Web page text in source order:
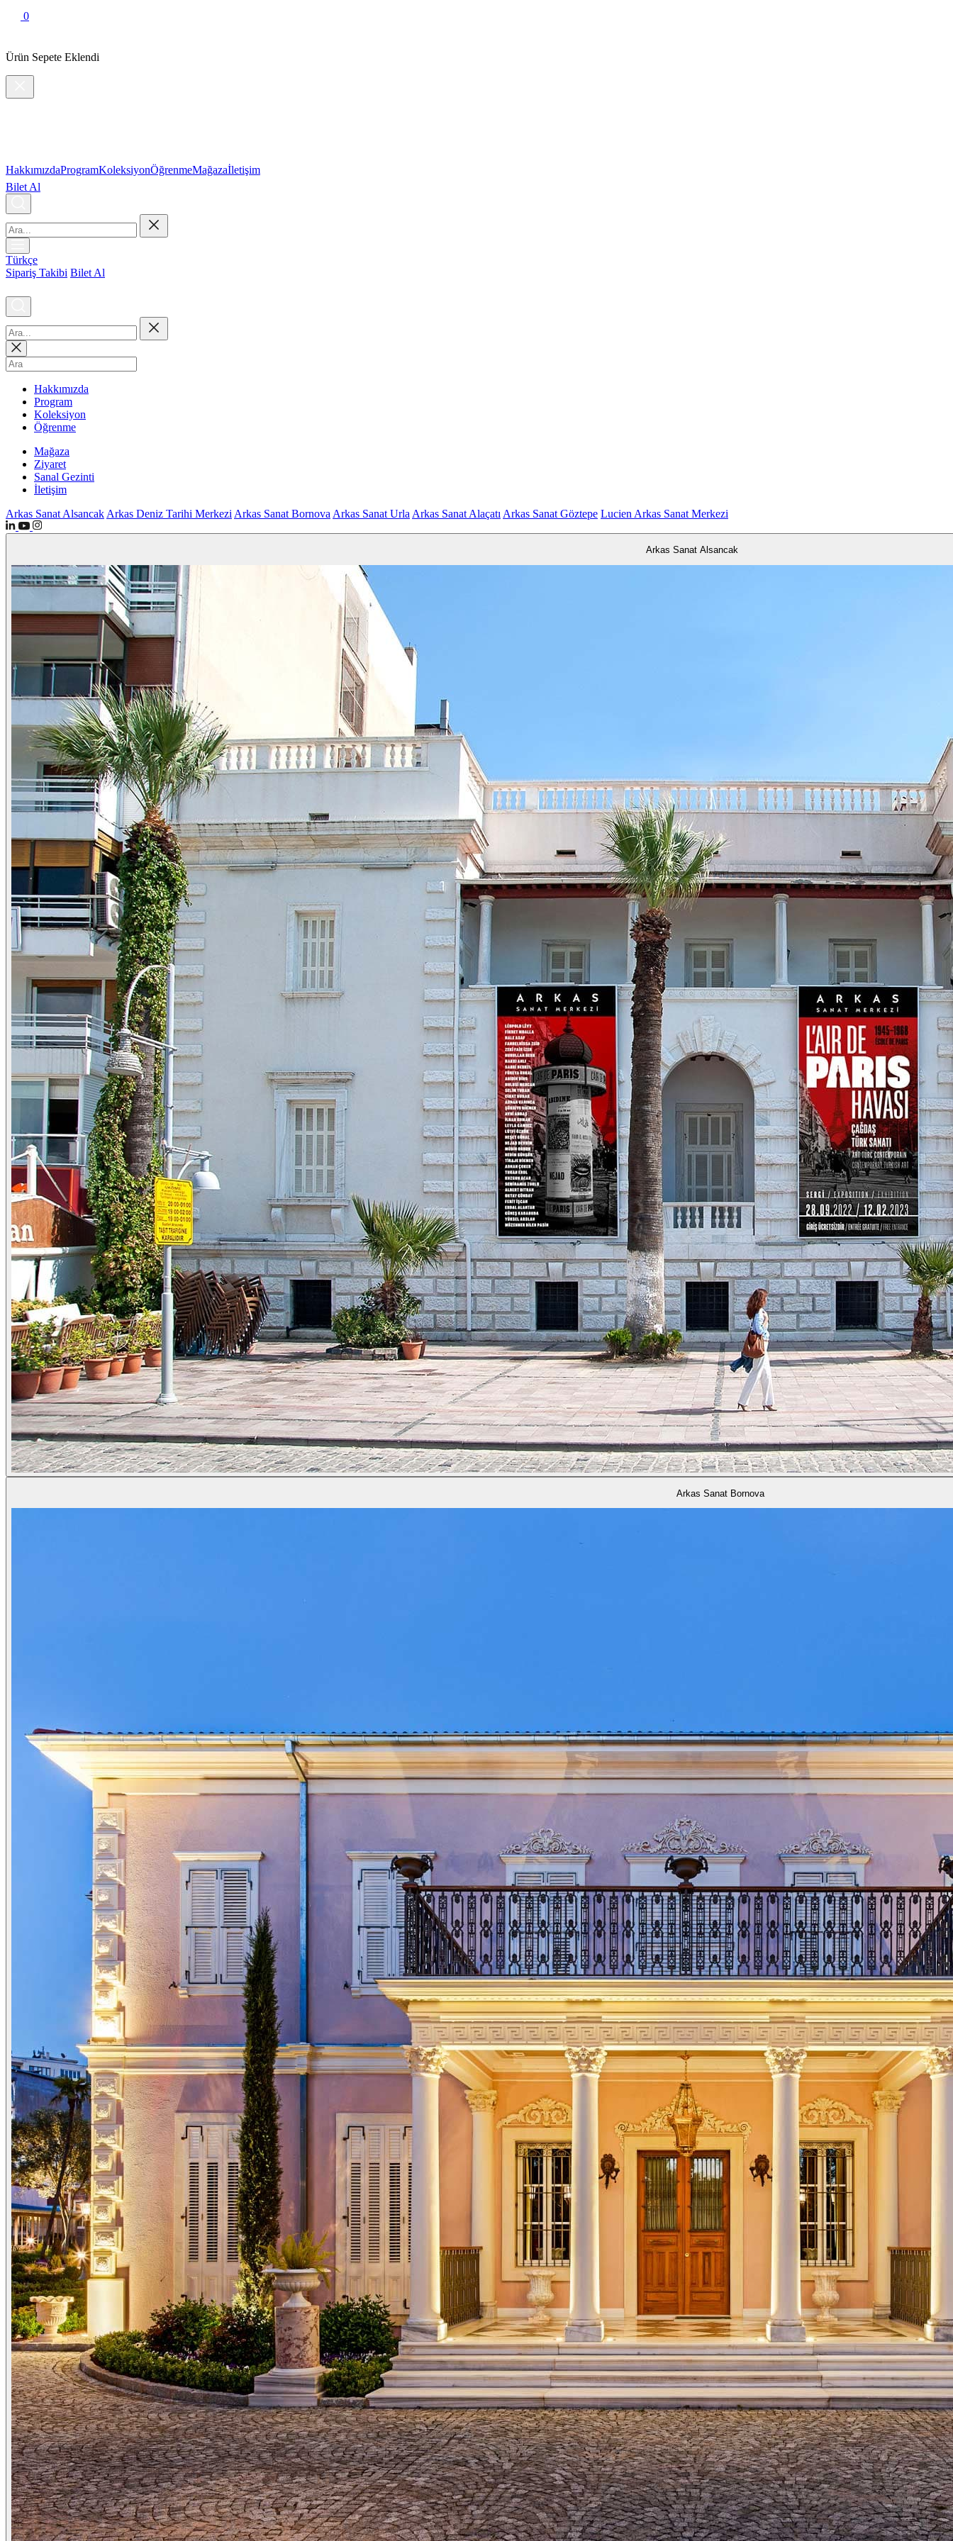
0
Ürün Sepete Eklendi
HakkımızdaProgramKoleksiyonÖğrenmeMağazaİletişim
Bilet Al
Türkçe
Sipariş Takibi Bilet Al
Hakkımızda
Program
Koleksiyon
Öğrenme
Mağaza
Ziyaret
Sanal Gezinti
İletişim
Arkas Sanat Alsancak Arkas Deniz Tarihi Merkezi Arkas Sanat Bornova Arkas Sanat Urla Arkas Sanat Alaçatı Arkas Sanat Göztepe Lucien Arkas Sanat Merkezi
Arkas Sanat Alsancak
Arkas Sanat Bornova